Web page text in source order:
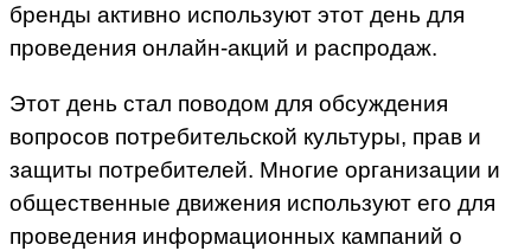
бренды активно используют этот день для
проведения онлайн-акций и распродаж.
Этот день стал поводом для обсуждения
вопросов потребительской культуры, прав и
защиты потребителей. Многие организации и
общественные движения используют его для
проведения информационных кампаний о